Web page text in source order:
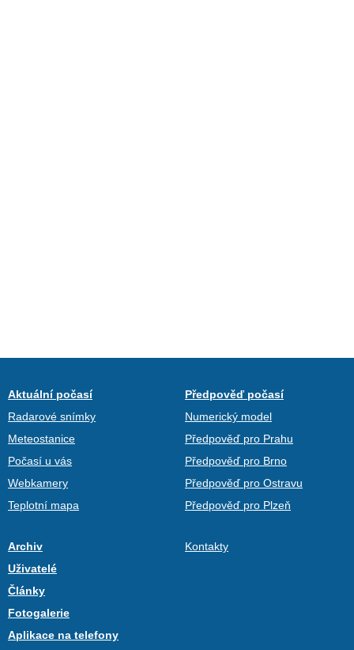
Aktuální počasí
Radarové snímky
Meteostanice
Počasí u vás
Webkamery
Teplotní mapa
Předpověď počasí
Numerický model
Předpověď pro Prahu
Předpověď pro Brno
Předpověď pro Ostravu
Předpověď pro Plzeň
Archiv
Uživatelé
Články
Fotogalerie
Aplikace na telefony
Kontakty